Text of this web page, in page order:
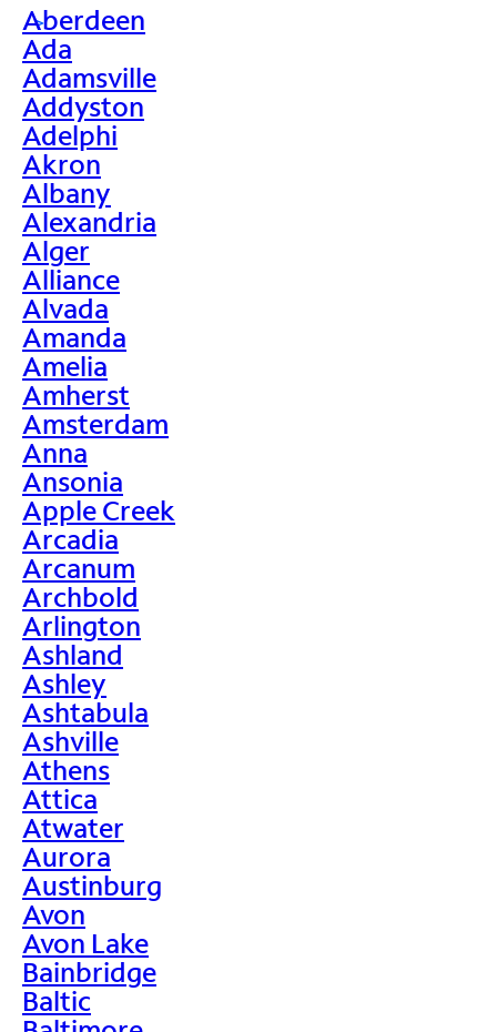
>
Aberdeen
Ada
Adamsville
Addyston
Adelphi
Akron
Albany
Alexandria
Alger
Alliance
Alvada
Amanda
Amelia
Amherst
Amsterdam
Anna
Ansonia
Apple Creek
Arcadia
Arcanum
Archbold
Arlington
Ashland
Ashley
Ashtabula
Ashville
Athens
Attica
Atwater
Aurora
Austinburg
Avon
Avon Lake
Bainbridge
Baltic